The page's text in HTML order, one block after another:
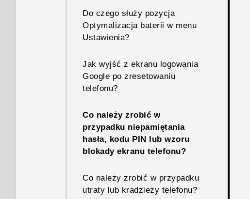
Do czego służy pozycja
Optymalizacja baterii w menu
Ustawienia?
Jak wyjść z ekranu logowania
Google po zresetowaniu
telefonu?
Co należy zrobić w
przypadku niepamiętania
hasła, kodu PIN lub wzoru
blokady ekranu telefonu?
Co należy zrobić w przypadku
utraty lub kradzieży telefonu?